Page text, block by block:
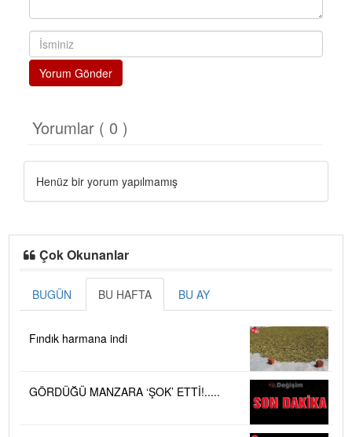
Yorum Gönder
Yorumlar ( 0 )
Henüz bir yorum yapılmamış
Çok Okunanlar
BUGÜN BU HAFTA BU AY
Fındık harmana indi
GÖRDÜĞÜ MANZARA ‘ŞOK’ ETTİ!.....